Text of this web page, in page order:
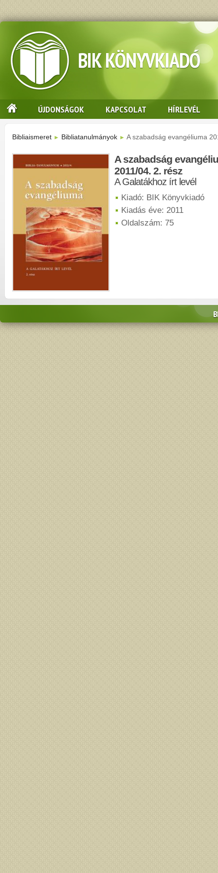
BIK KÖNYVKIADÓ
ÚJDONSÁGOK KAPCSOLAT HÍRLEVÉL
Bibliaismeret ► Bibliatanulmányok ► A szabadság evangéliuma
A szabadság
2011/04. 2. rész
A Galatákhoz írt levél
Kiadó: BIK Könyvkiadó
Kiadás éve: 2011
Oldalszám: 75